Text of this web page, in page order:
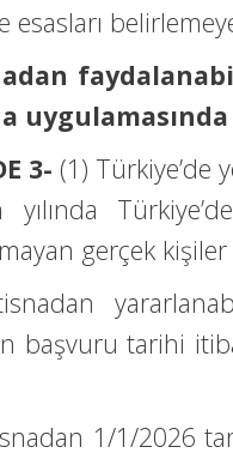
esasları
3- (1) Türkiye’de
yılında
gerçek
başvuru tarihi
1/1/2026